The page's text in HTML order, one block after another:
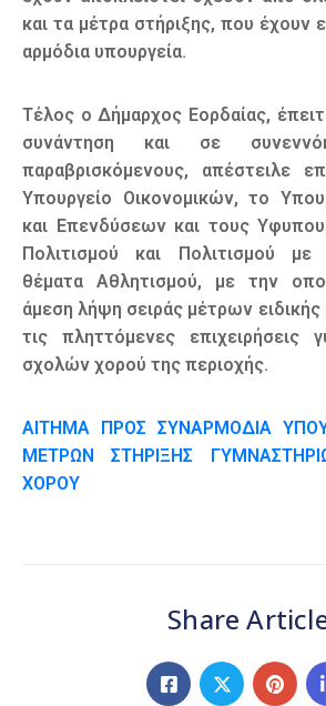
και τα μέτρα στήριξης, που έχουν
αρμόδια υπουργεία.
Τέλος ο Δήμαρχος Εορδαίας,
συνάντηση και σε
παραβρισκόμενους, απέστειλε
Υπουργείo Οικονομικών, το
και Επενδύσεων και τους
Πολιτισμού και Πολιτισμού
θέματα Αθλητισμού, με την
άμεση λήψη σειράς μέτρων ειδικής
τις πληττόμενες επιχειρήσεις
σχολών χορού της περιοχής.
ΑΙΤΗΜΑ ΠΡΟΣ ΣΥΝΑΡΜΟΔΙΑ
ΜΕΤΡΩΝ ΣΤΗΡΙΞΗΣ
ΧΟΡΟΥ
Share